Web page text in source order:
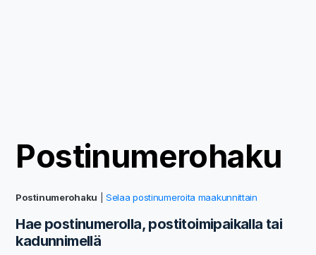
Postinumerohaku
Postinumerohaku |Selaa postinumeroita maakunnittain
Hae postinumerolla, postitoimipaikalla tai
kadunnimellä